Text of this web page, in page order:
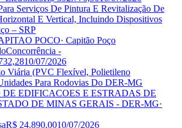
Serviços De Pintura E Revitalização De
E Vertical, Incluindo Dispositivos
– SRP
POCO· Capitão Poço
Concorrência -
10/07/2026
Viária (PVC Flexível, Polietileno
Para Rodovias Do DER-MG
EDIFICACOES E ESTRADAS DE
DE MINAS GERAIS - DER-MG·
R$ 24.890,0010/07/2026